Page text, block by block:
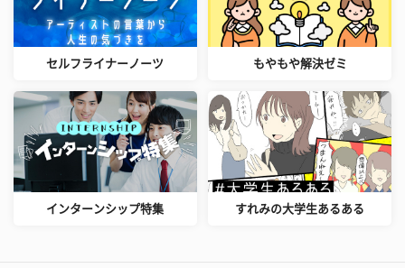
セルフライナーノーツ もやもや解決ゼミ
インターンシップ特集 すれみの大学生あるある